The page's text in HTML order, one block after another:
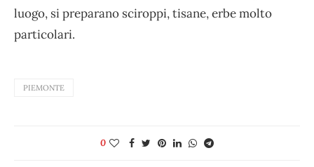
luogo, si preparano sciroppi, tisane, erbe molto
particolari.
PIEMONTE
0